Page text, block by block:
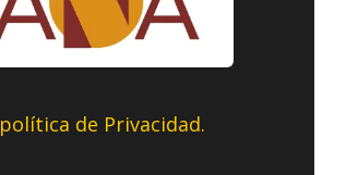
política de Privacidad.